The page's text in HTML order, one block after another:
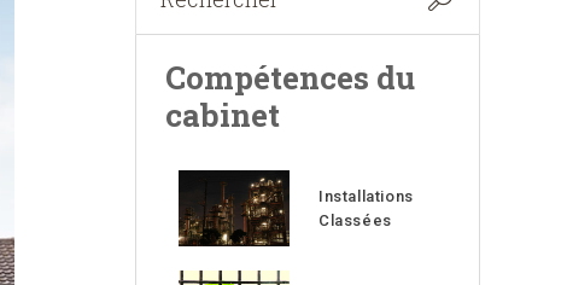
Compétences du
cabinet
Installations
Classées